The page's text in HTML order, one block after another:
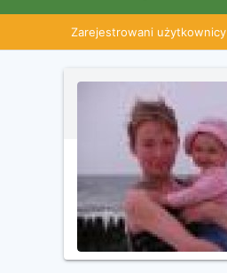
Zarejestrowani użytkownicy